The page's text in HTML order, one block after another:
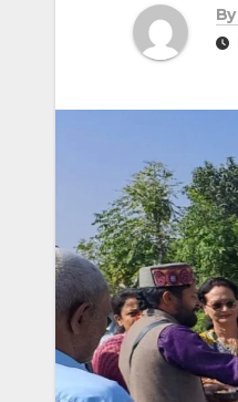
By